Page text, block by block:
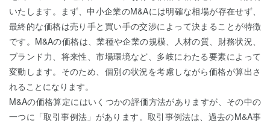
いたします。まず、中小企業のM&Aには明確な相場が存在せず、
最終的な価格は売り手と買い手の交渉によって決まることが特徴
です。M&Aの価格は、業種や企業の規模、人材の質、財務状況、
ブランド力、将来性、市場環境など、多岐にわたる要素によって
変動します。そのため、個別の状況を考慮しながら価格が算出さ
れることになります。
M&Aの価格算定にはいくつかの評価方法がありますが、その中の
一つに「取引事例法」があります。取引事例法は、過去のM&A事